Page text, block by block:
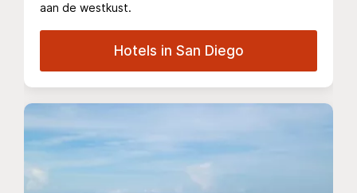
aan de westkust.
Hotels in San Diego